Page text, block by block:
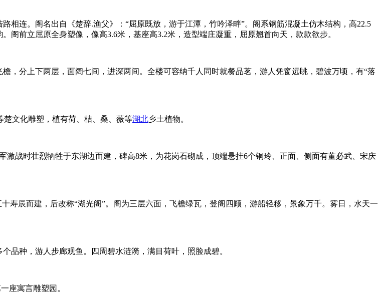
相连。阁名出自《楚辞.渔父》：“屈原既放，游于江潭，竹吟泽畔”。阁系钢筋混凝土仿木结构，高22.5
。阁前立屈原全身塑像，像高3.6米，基座高3.2米，造型端庄凝重，屈原翘首向天，款款欲步。
，分上下两层，面阔七间，进深两间。全楼可容纳千人同时就餐品茗，游人凭窗远眺，碧波万顷，有“落
楚文化雕塑，植有荷、桔、桑、薇等湖北乡土植物。
战时壮烈牺牲于东湖边而建，碑高8米，为花岗石砌成，顶端悬挂6个铜玲、正面、侧面有董必武、宋庆
寿辰而建，后改称“湖光阁”。阁为三层六面，飞檐绿瓦，登阁四顾，游船轻移，景象万千。雾日，水天一
品种，游人步廊观鱼。四周碧水涟漪，满目荷叶，照脸成碧。
座寓言雕塑园。